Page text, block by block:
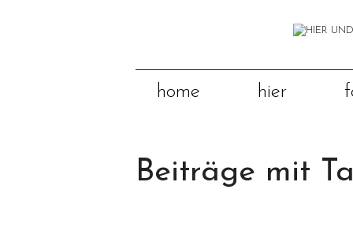
home hier
Beiträge mit